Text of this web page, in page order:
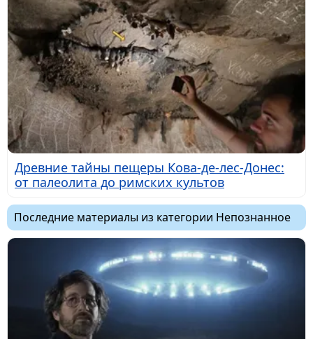
Древние тайны пещеры Кова-де-лес-Донес:
от палеолита до римских культов
Последние материалы из категории Непознанное